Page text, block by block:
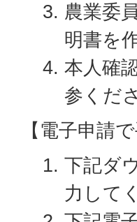
農業委
明書を
本人確
参くだ
【電子申請
下記ダ
力して